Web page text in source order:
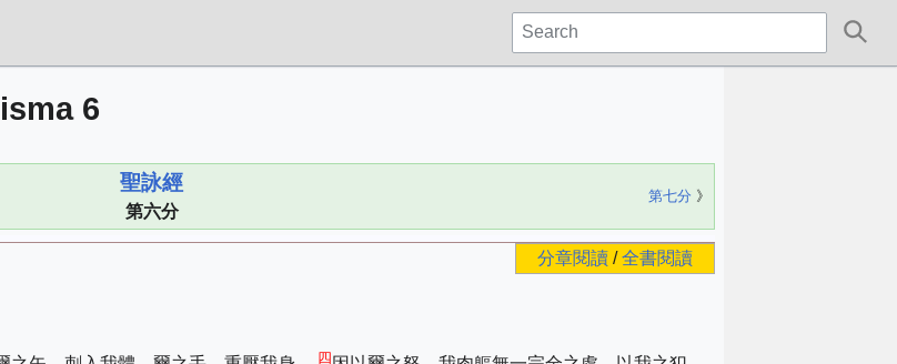
6
聖詠經
第六分
第七分 》
分章閱讀 /全書閱讀
四